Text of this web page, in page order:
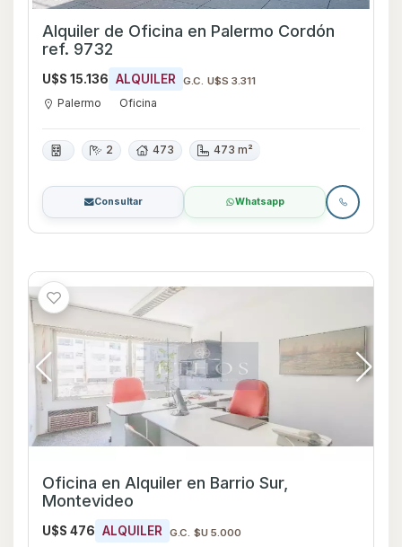
Alquiler de Oficina en Palermo Cordón
ref. 9732
U$S 15.136 ALQUILER G.C. U$S 3.311
Palermo Oficina
2 473 473 m²
Consultar Whatsapp
Oficina en Alquiler en Barrio Sur,
Montevideo
U$S 476 ALQUILER G.C. $U 5.000